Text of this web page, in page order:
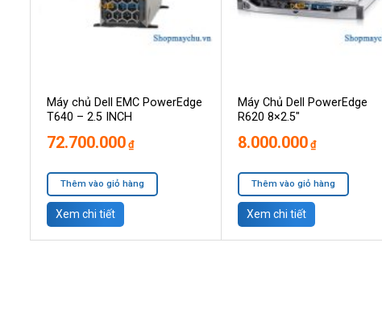
Máy chủ Dell EMC PowerEdge
T640 – 2.5 INCH
72.700.000 ₫
Thêm vào giỏ hàng
Xem chi tiết
Máy Chủ Dell PowerEdge
R620 8×2.5″
8.000.000 ₫
Thêm vào giỏ hàng
Xem chi tiết